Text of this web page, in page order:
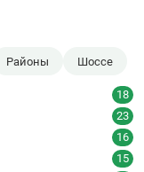
Районы Шоссе
18
23
16
15